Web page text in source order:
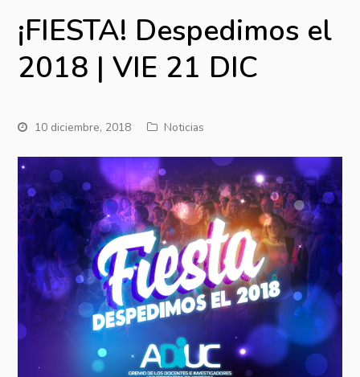
¡FIESTA! Despedimos el
2018 | VIE 21 DIC
10 diciembre, 2018 Noticias